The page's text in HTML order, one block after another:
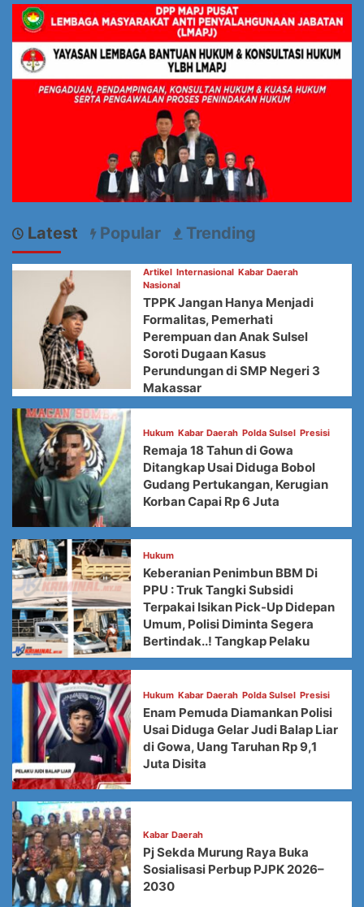
Latest Popular Trending
Artikel Internasional Kabar Daerah
Nasional
TPPK Jangan Hanya Menjadi
Formalitas, Pemerhati
Perempuan dan Anak Sulsel
Soroti Dugaan Kasus
Perundungan di SMP Negeri 3
Makassar
Hukum Kabar Daerah Polda Sulsel Presisi
Remaja 18 Tahun di Gowa
Ditangkap Usai Diduga Bobol
Gudang Pertukangan, Kerugian
Korban Capai Rp 6 Juta
Hukum
Keberanian Penimbun BBM Di
PPU : Truk Tangki Subsidi
Terpakai Isikan Pick-Up Didepan
Umum, Polisi Diminta Segera
Bertindak..! Tangkap Pelaku
Hukum Kabar Daerah Polda Sulsel Presisi
Enam Pemuda Diamankan Polisi
Usai Diduga Gelar Judi Balap Liar
di Gowa, Uang Taruhan Rp 9,1
Juta Disita
Kabar Daerah
Pj Sekda Murung Raya Buka
Sosialisasi Perbup PJPK 2026–
2030